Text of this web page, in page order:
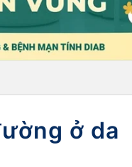
ở da